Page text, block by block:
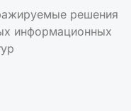
решения
информационных